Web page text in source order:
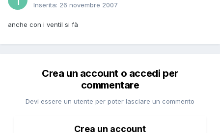
Inserita: 26 novembre 2007
anche con i ventil si fà
Crea un account o accedi per
commentare
Devi essere un utente per poter lasciare un commento
Crea un account